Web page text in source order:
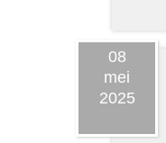
08
mei
2025